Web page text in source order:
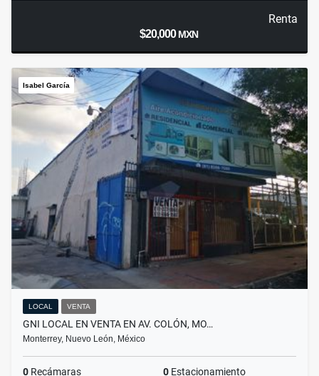
Renta
$20,000MXN
Isabel García
LOCAL VENTA
GNI LOCAL EN VENTA EN AV. COLÓN, MO…
Monterrey, Nuevo León, México
0 Recámaras 0 Estacionamiento